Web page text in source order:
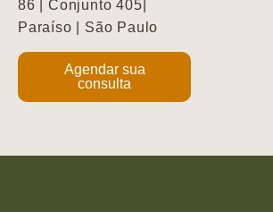
86 | Conjunto 405|
Paraíso | São Paulo
Agendar sua
consulta